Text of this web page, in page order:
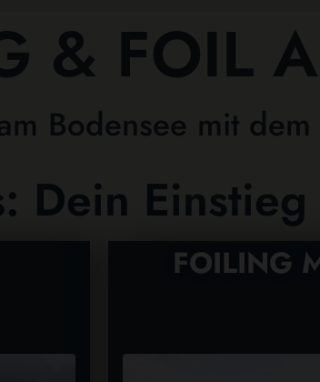
& FOIL
Bodensee mit dem
Dein
FOILING